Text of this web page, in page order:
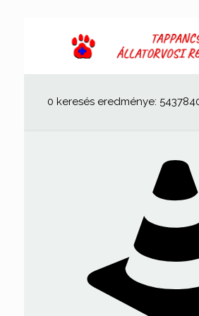
0 keresés eredménye: